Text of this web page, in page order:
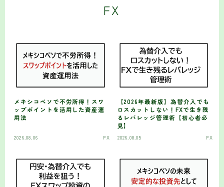
FX
メキシコペソで不労所得！スワ
ップポイントを活用した資産運
用法
2026.08.06 FX
【2026年最新版】為替介入でも
ロスカットしない！FXで生き残
るレバレッジ管理術【初心者必
見】
2026.08.05 FX